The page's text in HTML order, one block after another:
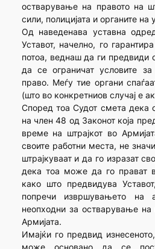
остварување на правото на
сили, полицијата и органите на
Од наведенава уставна
Уставот, начелно, го
потоа, веднаш да ги предвиди
да се ограничат условите
право. Меѓу тие органи
(што во конкретниов случај е
Според тоа Судот смета дека
на член 48 од Законот која
време на штрајкот во
своите работни места, не
штрајкуваат и да го изразат
дека тоа може да го прават
како што предвидува
попречи извршувањето на
неопходни за остварување на
Армијата.
Имајќи го предвид